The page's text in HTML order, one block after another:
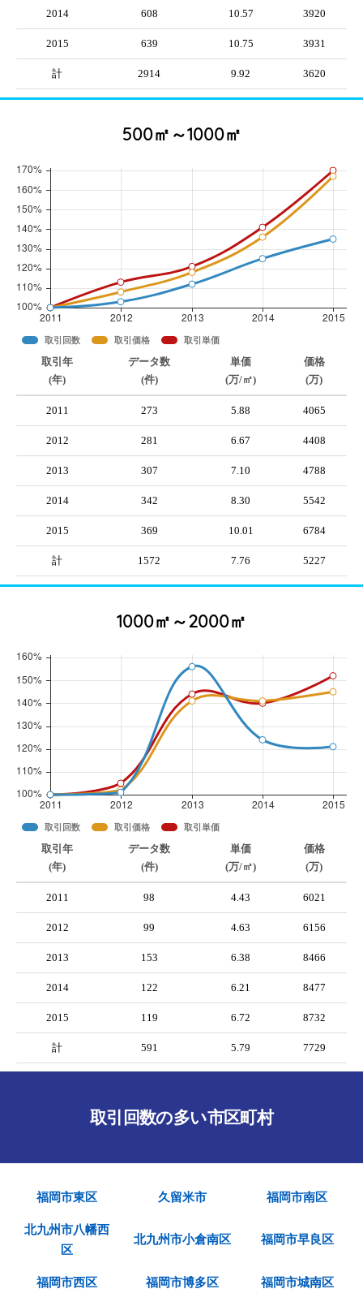
2014 608 10.57 3920
2015 639 10.75 3931
計 2914 9.92 3620
500㎡～1000㎡
取引回数 取引価格 取引単価
取引年
(年)
データ数
(件)
単価
(万/㎡)
価格
(万)
2011 273 5.88 4065
2012 281 6.67 4408
2013 307 7.10 4788
2014 342 8.30 5542
2015 369 10.01 6784
計 1572 7.76 5227
1000㎡～2000㎡
取引回数 取引価格 取引単価
取引年
(年)
データ数
(件)
単価
(万/㎡)
価格
(万)
2011 98 4.43 6021
2012 99 4.63 6156
2013 153 6.38 8466
2014 122 6.21 8477
2015 119 6.72 8732
計 591 5.79 7729
取引回数の多い市区町村
福岡市東区 久留米市 福岡市南区
北九州市八幡西
区
北九州市小倉南区 福岡市早良区
福岡市西区 福岡市博多区 福岡市城南区